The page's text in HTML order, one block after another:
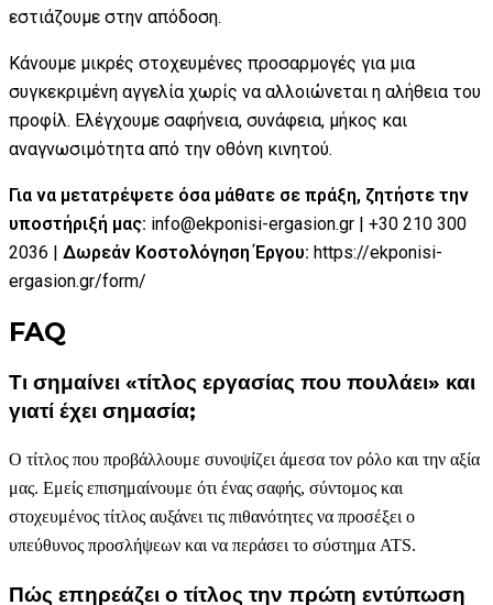
εστιάζουμε στην απόδοση.
Κάνουμε μικρές στοχευμένες προσαρμογές για μια
συγκεκριμένη αγγελία χωρίς να αλλοιώνεται η αλήθεια του
προφίλ. Ελέγχουμε σαφήνεια, συνάφεια, μήκος και
αναγνωσιμότητα από την οθόνη κινητού.
Για να μετατρέψετε όσα μάθατε σε πράξη, ζητήστε την
υποστήριξή μας: info@ekponisi-ergasion.gr | +30 210 300
2036 | Δωρεάν Κοστολόγηση Έργου: https://ekponisi-
ergasion.gr/form/
FAQ
Τι σημαίνει «τίτλος εργασίας που πουλάει» και
γιατί έχει σημασία;
Ο τίτλος που προβάλλουμε συνοψίζει άμεσα τον ρόλο και την αξία
μας. Εμείς επισημαίνουμε ότι ένας σαφής, σύντομος και
στοχευμένος τίτλος αυξάνει τις πιθανότητες να προσέξει ο
υπεύθυνος προσλήψεων και να περάσει το σύστημα ATS.
Πώς επηρεάζει ο τίτλος την πρώτη εντύπωση